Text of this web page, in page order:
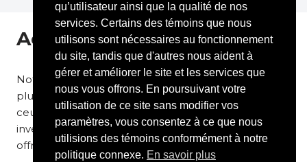
Actions sociales
Notre but est d’offrir un espoir à ceux qui n’en n’ont
plus en prenant soin des besoins primaires parmi
ceux qui sont les plus fragiles de notre secteur, en
investissant dans l’éducation des plus jeunes, et
offrant du support aux gens de la rue.
qu’utilisateur ainsi que la qualité de nos
services. Certains des témoins que nous
utilisons sont nécessaires au fonctionnement
du site, tandis que d'autres nous aident à
gérer et améliorer le site et les services que
nous vous offrons. En poursuivant votre
utilisation de ce site sans modifier vos
paramètres, vous consentez à ce que nous
utilisions des témoins conformément à notre
politique connexe. En savoir plus